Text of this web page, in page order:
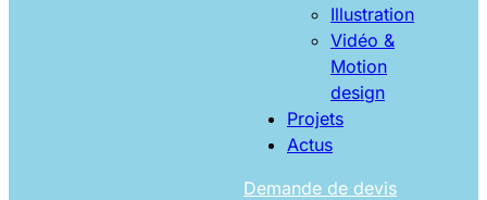
Illustration
Vidéo &
Motion
design
Projets
Actus
Demande de devis